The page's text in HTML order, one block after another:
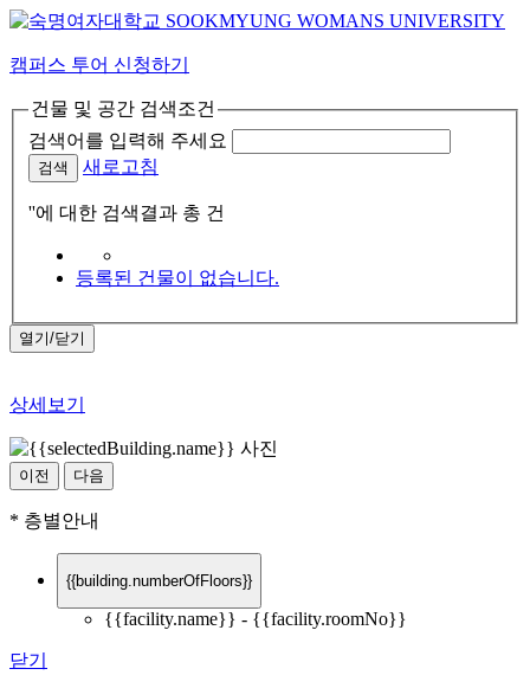
캠퍼스 투어 신청하기
건물 및 공간 검색조건
검색어를 입력해 주세요
검색 새로고침
''에 대한 검색결과 총 건
등록된 건물이 없습니다.
열기/닫기
상세보기
이전 다음
* 층별안내
{{building.numberOfFloors}}
{{facility.name}} - {{facility.roomNo}}
닫기